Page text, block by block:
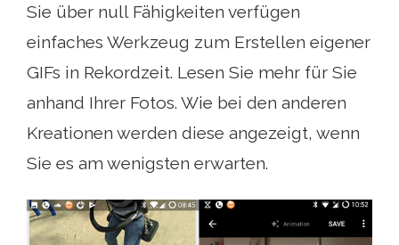
Sie über null Fähigkeiten verfügen
einfaches Werkzeug zum Erstellen eigener
GIFs in Rekordzeit. Lesen Sie mehr für Sie
anhand Ihrer Fotos. Wie bei den anderen
Kreationen werden diese angezeigt, wenn
Sie es am wenigsten erwarten.